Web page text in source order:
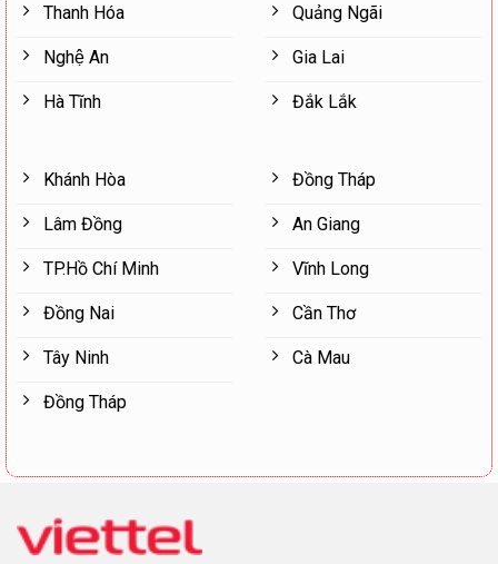
Thanh Hóa
Nghệ An
Hà Tĩnh
Quảng Ngãi
Gia Lai
Đắk Lắk
Khánh Hòa
Lâm Đồng
TP.Hồ Chí Minh
Đồng Nai
Tây Ninh
Đồng Tháp
Đồng Tháp
An Giang
Vĩnh Long
Cần Thơ
Cà Mau